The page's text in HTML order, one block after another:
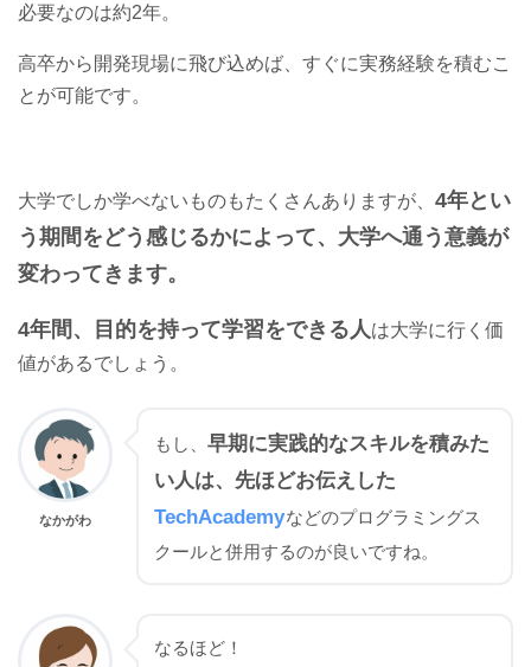
必要なのは約2年。
高卒から開発現場に飛び込めば、すぐに実務経験を積むこ
とが可能です。
大学でしか学べないものもたくさんありますが、 4年とい
う期間をどう感じるかによって、大学へ通う意義が
変わってきます。
4年間、目的を持って学習をできる人 は大学に行く価
値があるでしょう。
なかがわ
もし、 早期に実践的なスキルを積みた
い人は、先ほどお伝えした
TechAcademyなどのプログラミングス
クールと併用するのが良いですね。
なるほど！